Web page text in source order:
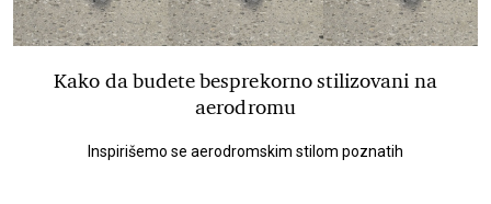
Kako da budete besprekorno stilizovani na
aerodromu
Inspirišemo se aerodromskim stilom poznatih